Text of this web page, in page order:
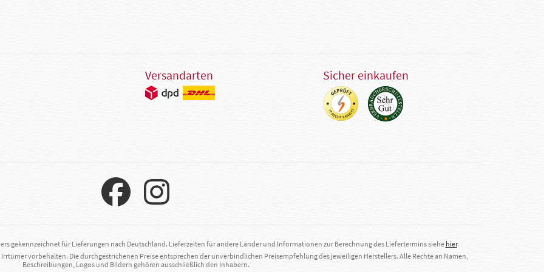
Versandarten Sicher einkaufen
gekennzeichnet für Lieferungen nach Deutschland. Lieferzeiten für andere Länder und Informationen zur Berechnung des Liefertermins siehe hier.
Irrtümer vorbehalten. Die durchgestrichenen Preise entsprechen der unverbindlichen Preisempfehlung des jeweiligen Herstellers. Alle Rechte an Namen,
Beschreibungen, Logos und Bildern gehören ausschließlich den Inhabern.